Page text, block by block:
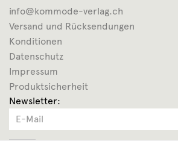
info@kommode-verlag.ch
Versand und Rücksendungen
Konditionen
Datenschutz
Impressum
Produktsicherheit
Newsletter: